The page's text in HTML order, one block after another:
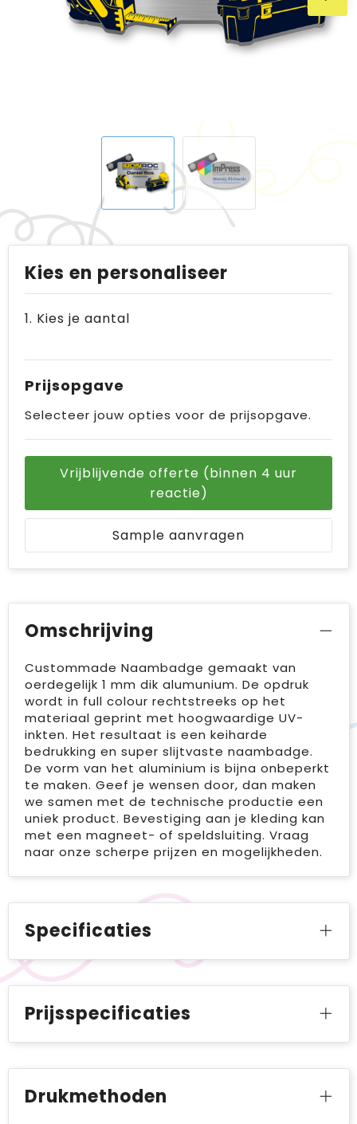
Kies en personaliseer
1. Kies je aantal
Prijsopgave
Selecteer jouw opties voor de prijsopgave.
Vrijblijvende offerte (binnen 4 uur
reactie)
Sample aanvragen
Omschrijving
Custommade Naambadge gemaakt van
oerdegelijk 1 mm dik alumunium. De opdruk
wordt in full colour rechtstreeks op het
materiaal geprint met hoogwaardige UV-
inkten. Het resultaat is een keiharde
bedrukking en super slijtvaste naambadge.
De vorm van het aluminium is bijna onbeperkt
te maken. Geef je wensen door, dan maken
we samen met de technische productie een
uniek product. Bevestiging aan je kleding kan
met een magneet- of speldsluiting. Vraag
naar onze scherpe prijzen en mogelijkheden.
Specificaties
Prijsspecificaties
Drukmethoden